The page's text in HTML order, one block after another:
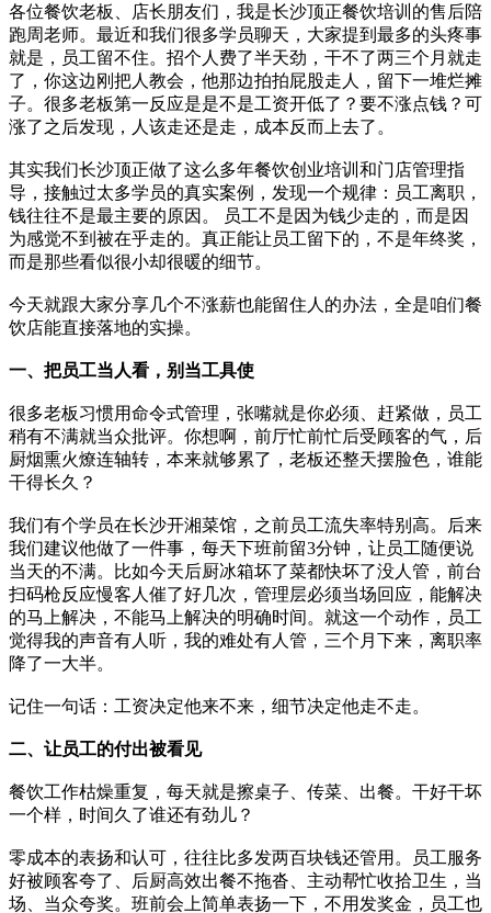
各位餐饮老板、店长朋友们，我是长沙顶正餐饮培训的售后陪
跑周老师。最近和我们很多学员聊天，大家提到最多的头疼事
就是，员工留不住。招个人费了半天劲，干不了两三个月就走
了，你这边刚把人教会，他那边拍拍屁股走人，留下一堆烂摊
子。很多老板第一反应是是不是工资开低了？要不涨点钱？可
涨了之后发现，人该走还是走，成本反而上去了。
其实我们长沙顶正做了这么多年餐饮创业培训和门店管理指
导，接触过太多学员的真实案例，发现一个规律：员工离职，
钱往往不是最主要的原因。 员工不是因为钱少走的，而是因
为感觉不到被在乎走的。真正能让员工留下的，不是年终奖，
而是那些看似很小却很暖的细节。
今天就跟大家分享几个不涨薪也能留住人的办法，全是咱们餐
饮店能直接落地的实操。
一、把员工当人看，别当工具使
很多老板习惯用命令式管理，张嘴就是你必须、赶紧做，员工
稍有不满就当众批评。你想啊，前厅忙前忙后受顾客的气，后
厨烟熏火燎连轴转，本来就够累了，老板还整天摆脸色，谁能
干得长久？
我们有个学员在长沙开湘菜馆，之前员工流失率特别高。后来
我们建议他做了一件事，每天下班前留3分钟，让员工随便说
当天的不满。比如今天后厨冰箱坏了菜都快坏了没人管，前台
扫码枪反应慢客人催了好几次，管理层必须当场回应，能解决
的马上解决，不能马上解决的明确时间。就这一个动作，员工
觉得我的声音有人听，我的难处有人管，三个月下来，离职率
降了一大半。
记住一句话：工资决定他来不来，细节决定他走不走。
二、让员工的付出被看见
餐饮工作枯燥重复，每天就是擦桌子、传菜、出餐。干好干坏
一个样，时间久了谁还有劲儿？
零成本的表扬和认可，往往比多发两百块钱还管用。员工服务
好被顾客夸了、后厨高效出餐不拖沓、主动帮忙收拾卫生，当
场、当众夸奖。班前会上简单表扬一下，不用发奖金，员工也